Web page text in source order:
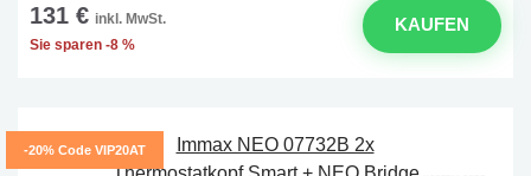
131 € inkl. MwSt.
Sie sparen -8 %
KAUFEN
-20% Code VIP20AT